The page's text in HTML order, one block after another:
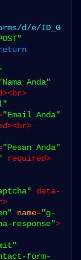
d/e/ID_G
Anda"
<br>
"Email Anda"
<br>
"Pesan Anda"
required>
data-
name="g-
response">
form-